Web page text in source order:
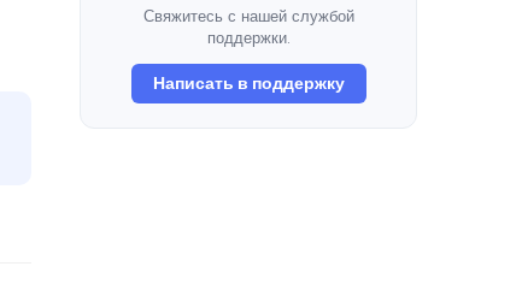
Свяжитесь с нашей службой
поддержки.
Написать в поддержку